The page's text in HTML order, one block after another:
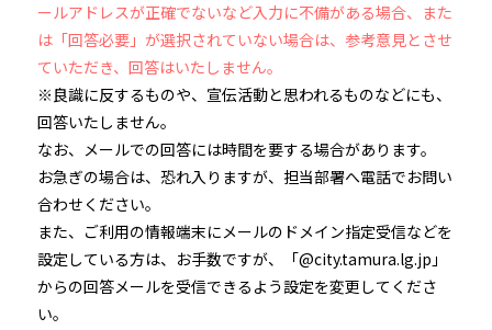
ールアドレスが正確でないなど入力に不備がある場合、また
は「回答必要」が選択されていない場合は、参考意見とさせ
ていただき、回答はいたしません。
※良識に反するものや、宣伝活動と思われるものなどにも、
回答いたしません。
なお、メールでの回答には時間を要する場合があります。
お急ぎの場合は、恐れ入りますが、担当部署へ電話でお問い
合わせください。
また、ご利用の情報端末にメールのドメイン指定受信などを
設定している方は、お手数ですが、「@city.tamura.lg.jp」
からの回答メールを受信できるよう設定を変更してくださ
い。